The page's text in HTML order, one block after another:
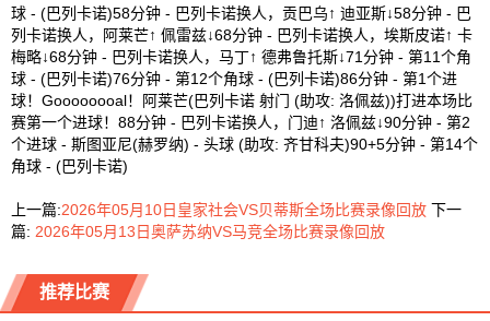
球 - (巴列卡诺)58分钟 - 巴列卡诺换人，贡巴乌↑ 迪亚斯↓58分钟 - 巴
列卡诺换人，阿莱芒↑ 佩雷兹↓68分钟 - 巴列卡诺换人，埃斯皮诺↑ 卡
梅略↓68分钟 - 巴列卡诺换人，马丁↑ 德弗鲁托斯↓71分钟 - 第11个角
球 - (巴列卡诺)76分钟 - 第12个角球 - (巴列卡诺)86分钟 - 第1个进
球！Goooooooal！阿莱芒(巴列卡诺 射门 (助攻: 洛佩兹))打进本场比
赛第一个进球！88分钟 - 巴列卡诺换人，门迪↑ 洛佩兹↓90分钟 - 第2
个进球 - 斯图亚尼(赫罗纳) - 头球 (助攻: 齐甘科夫)90+5分钟 - 第14个
角球 - (巴列卡诺)
上一篇:2026年05月10日皇家社会VS贝蒂斯全场比赛录像回放 下一
篇: 2026年05月13日奥萨苏纳VS马竞全场比赛录像回放
推荐比赛